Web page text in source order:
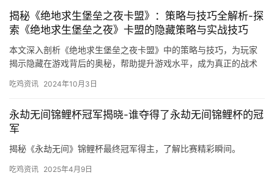
揭秘《绝地求生堡垒之夜卡盟》：策略与技巧全解析-探
索《绝地求生堡垒之夜》卡盟的隐藏策略与实战技巧
本文深入剖析《绝地求生堡垒之夜卡盟》中的策略与技巧，为玩家
揭示隐藏在游戏背后的奥秘，帮助提升游戏水平，成为真正的战术
吃鸡资讯 2024年10月3日
永劫无间锦鲤杯冠军揭晓-谁夺得了永劫无间锦鲤杯的冠
军
揭秘《永劫无间》锦鲤杯最终冠军得主，了解比赛精彩瞬间。
吃鸡资讯 2025年4月9日